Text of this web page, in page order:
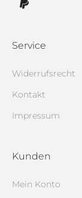
Service
Widerrufsrecht
Kontakt
Impressum
Kunden
Mein Konto